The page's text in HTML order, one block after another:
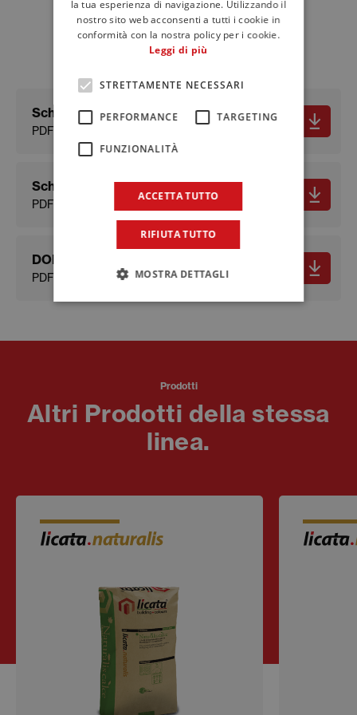
Schede tecniche e
documenti
Scheda tecnica
PDF - 628.5 KB
Scheda sicurezza
PDF - 179.21 KB
DOP
PDF - 330.7 KB
Prodotti
Altri Prodotti della stessa
linea.
FRENCH
la tua esperienza di navigazione. Utilizzando il
nostro sito web acconsenti a tutti i cookie in
conformità con la nostra policy per i cookie.
Leggi di più
STRETTAMENTE NECESSARI
PERFORMANCE TARGETING
FUNZIONALITÀ
ACCETTA TUTTO
RIFIUTA TUTTO
MOSTRA DETTAGLI